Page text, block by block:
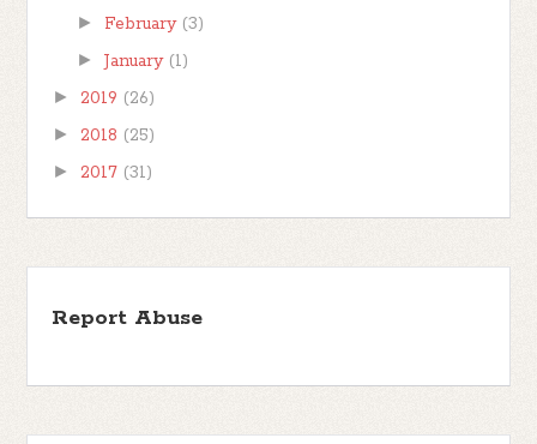
► February (3)
► January (1)
► 2019 (26)
► 2018 (25)
► 2017 (31)
Report Abuse